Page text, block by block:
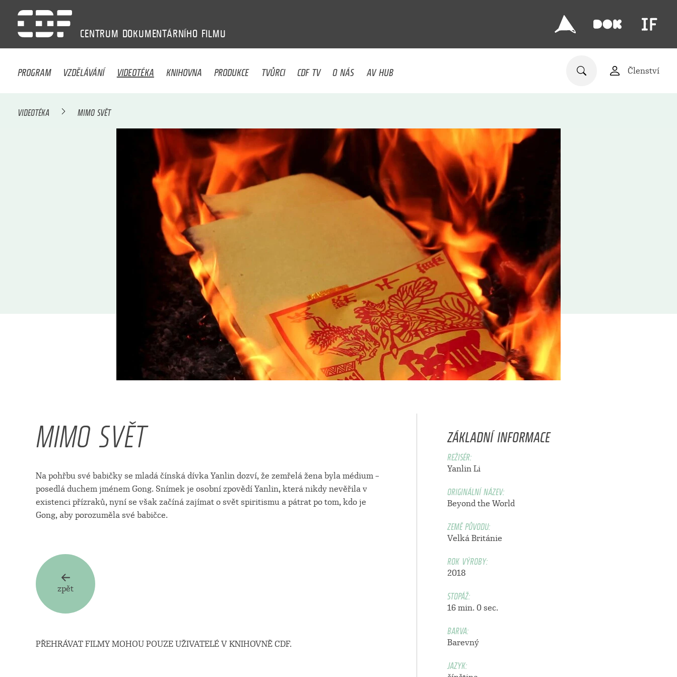
CENTRUM DOKUMENTÁRNÍHO FILMU
PROGRAM VZDĚLÁVÁNÍ VIDEOTÉKA KNIHOVNA PRODUKCE TVŮRCI CDF TV O NÁS AV HUB Členství
VIDEOTÉKA MIMO SVĚT
MIMO SVĚT
Na pohřbu své babičky se mladá čínská dívka Yanlin dozví, že zemřelá žena byla médium –
posedlá duchem jménem Gong. Snímek je osobní zpovědí Yanlin, která nikdy nevěřila v
existenci přízraků, nyní se však začíná zajímat o svět spiritismu a pátrat po tom, kdo je
Gong, aby porozuměla své babičce.
ZÁKLADNÍ INFORMACE
REŽISÉR:
Yanlin Li
ORIGINÁLNÍ NÁZEV:
Beyond the World
ZEMĚ PŮVODU:
Velká Británie
ROK VÝROBY:
2018
STOPÁŽ:
16 min. 0 sec.
BARVA:
Barevný
JAZYK:
zpět
PŘEHRÁVAT FILMY MOHOU POUZE UŽIVATELÉ V KNIHOVNĚ CDF.